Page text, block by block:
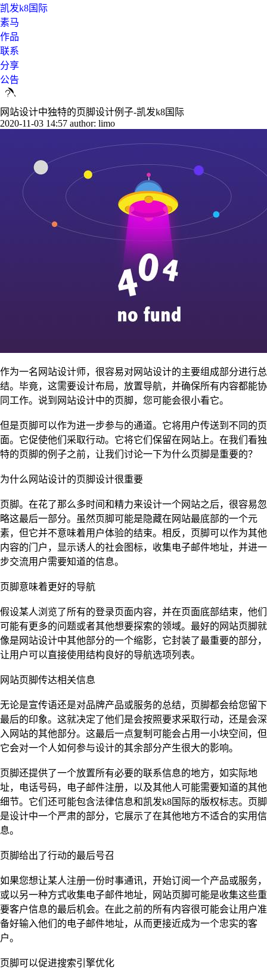
凯发k8国际
素马
作品
联系
分享
公告
网站设计中独特的页脚设计例子-凯发k8国际
2020-11-03 14:57 author: limo
作为一名网站设计师，很容易对网站设计的主要组成部分进行总
结。毕竟，这需要设计布局，放置导航，并确保所有内容都能协
同工作。说到网站设计中的页脚，您可能会很小看它。
但是页脚可以作为进一步参与的通道。它将用户传送到不同的页
面。它促使他们采取行动。它将它们保留在网站上。在我们看独
特的页脚的例子之前，让我们讨论一下为什么页脚是重要的？
为什么网站设计的页脚设计很重要
页脚。在花了那么多时间和精力来设计一个网站之后，很容易忽
略这最后一部分。虽然页脚可能是隐藏在网站最底部的一个元
素，但它并不意味着用户体验的结束。相反，页脚可以作为其他
内容的门户，显示诱人的社会图标，收集电子邮件地址，并进一
步交流用户需要知道的信息。
页脚意味着更好的导航
假设某人浏览了所有的登录页面内容，并在页面底部结束，他们
可能有更多的问题或者其他想要探索的领域。最好的网站页脚就
像是网站设计中其他部分的一个缩影，它封装了最重要的部分，
让用户可以直接使用结构良好的导航选项列表。
网站页脚传达相关信息
无论是宣传语还是对品牌产品或服务的总结，页脚都会给您留下
最后的印象。这就决定了他们是会按照要求采取行动，还是会深
入网站的其他部分。这最后一点复制可能会占用一小块空间，但
它会对一个人如何参与设计的其余部分产生很大的影响。
页脚还提供了一个放置所有必要的联系信息的地方，如实际地
址，电话号码，电子邮件注册，以及其他人可能需要知道的其他
细节。它们还可能包含法律信息和凯发k8国际的版权标志。页脚
是设计中一个严肃的部分，它展示了在其他地方不适合的实用信
息。
页脚给出了行动的最后号召
如果您想让某人注册一份时事通讯，开始订阅一个产品或服务，
或以另一种方式收集电子邮件地址，网站页脚可能是收集这些重
要客户信息的最后机会。在此之前的所有内容很可能会让用户准
备好输入他们的电子邮件地址，从而更接近成为一个忠实的客
户。
页脚可以促进搜索引擎优化